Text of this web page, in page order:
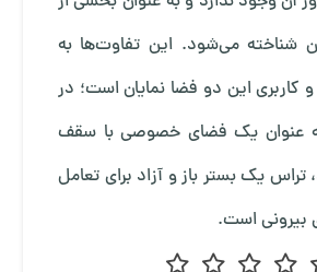
شناخته می‌شود. این تفاوت‌ها به
این دو فضا نمایان است؛ در
عنوان یک فضای خصوصی با سقف
یک بستر باز و آزاد برای تعامل
بیرونی است.